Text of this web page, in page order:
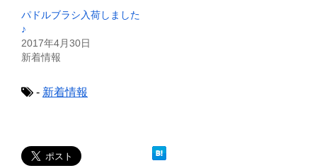
い
ン
ド
ウ
き
ま
し
だ
し
い
で
開
パドルブラシ入荷しました
♪
2017年4月30日
新着情報
- 新着情報